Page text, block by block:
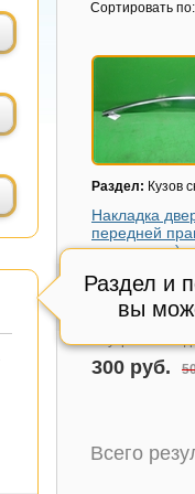
Раздел и
вы
Сортировать по:
Раздел: Кузов
Накладка
передней
рамку хром)
Модель авто:
3008 с 2010-
Состояние:
Внутренний
300 руб.
Всего